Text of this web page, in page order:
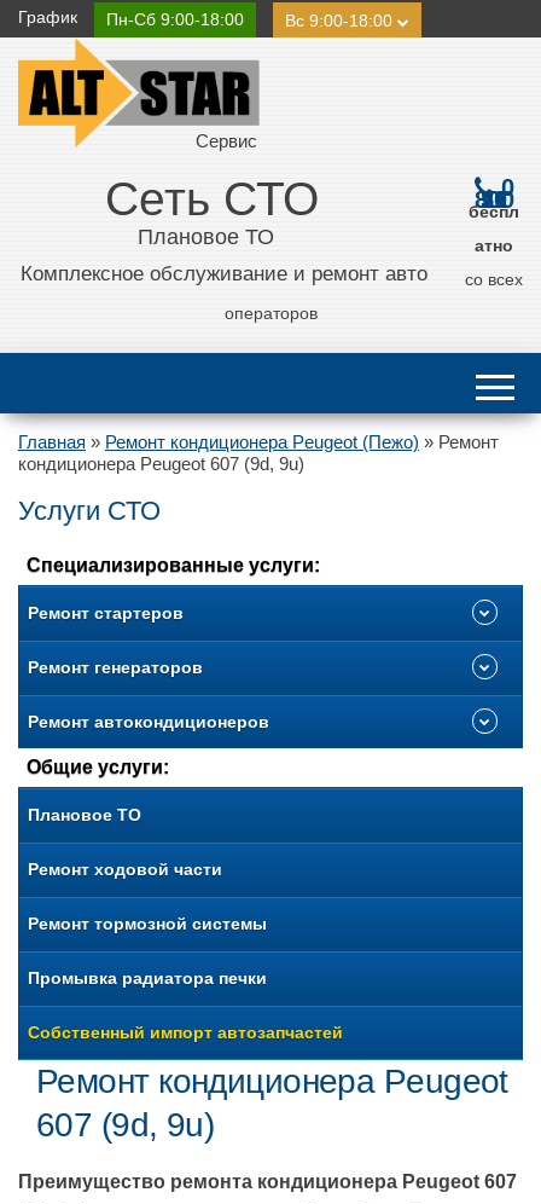
График Пн-Сб 9:00-18:00 Вс 9:00-18:00
Сервис
Сеть СТО
Плановое ТО
Комплексное обслуживание и ремонт авто
0
800 21 11 50
беспл
атно
со всех
операторов
Главная » Ремонт кондиционера Peugeot (Пежо) » Ремонт
кондиционера Peugeot 607 (9d, 9u)
Услуги СТО
Специализированные услуги:
Ремонт стартеров
Ремонт генераторов
Ремонт автокондиционеров
Общие услуги:
Плановое ТО
Ремонт ходовой части
Ремонт тормозной системы
Промывка радиатора печки
Собственный импорт автозапчастей
Ремонт кондиционера Peugeot
607 (9d, 9u)
Преимущество ремонта кондиционера Peugeot 607